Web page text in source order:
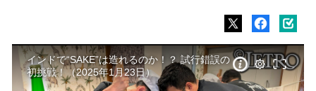
インドで“SAKE”は造れるのか！？ 試行錯誤の
初挑戦！（2025年1月23日）